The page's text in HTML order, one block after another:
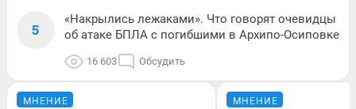
5
«Накрылись лежаками». Что говорят очевидцы
об атаке БПЛА с погибшими в Архипо-Осиповке
16 603 Обсудить
МНЕНИЕ МНЕНИЕ